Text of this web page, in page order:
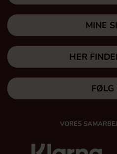
MINE
HER
FØLG
VORES